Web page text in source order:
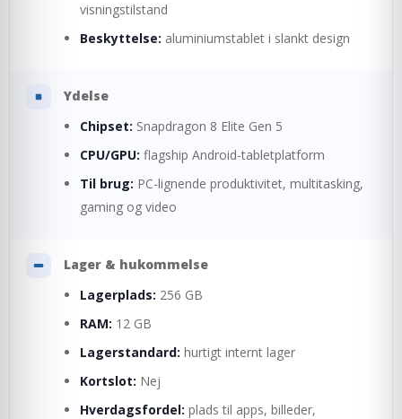
visningstilstand
Beskyttelse: aluminiumstablet i slankt design
Ydelse
Chipset: Snapdragon 8 Elite Gen 5
CPU/GPU: flagship Android-tabletplatform
Til brug: PC-lignende produktivitet, multitasking,
gaming og video
Lager & hukommelse
Lagerplads: 256 GB
RAM: 12 GB
Lagerstandard: hurtigt internt lager
Kortslot: Nej
Hverdagsfordel: plads til apps, billeder,